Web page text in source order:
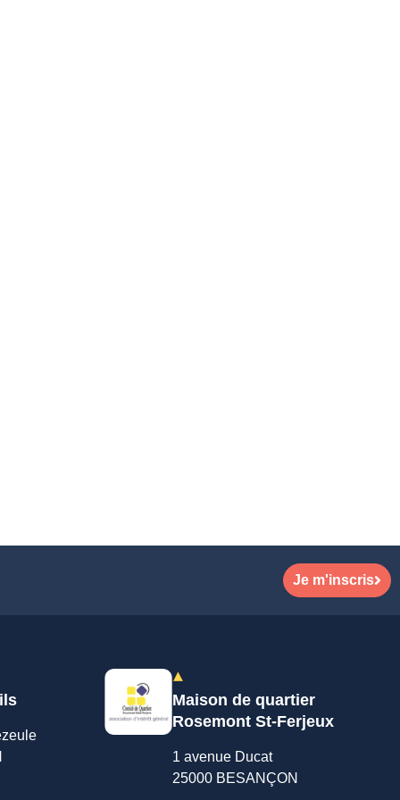
Je m'inscris
Maison de quartier
Rosemont St-Ferjeux
1 avenue Ducat
25000 BESANÇON